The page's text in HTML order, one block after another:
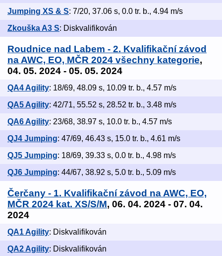
Jumping XS & S: 7/20, 37.06 s, 0.0 tr. b., 4.94 m/s
Zkouška A3 S: Diskvalifikován
Roudnice nad Labem - 2. Kvalifikační závod
na AWC, EO, MČR 2024 všechny kategorie,
04. 05. 2024 - 05. 05. 2024
QA4 Agility: 18/69, 48.09 s, 10.09 tr. b., 4.57 m/s
QA5 Agility: 42/71, 55.52 s, 28.52 tr. b., 3.48 m/s
QA6 Agility: 23/68, 38.97 s, 10.0 tr. b., 4.57 m/s
QJ4 Jumping: 47/69, 46.43 s, 15.0 tr. b., 4.61 m/s
QJ5 Jumping: 18/69, 39.33 s, 0.0 tr. b., 4.98 m/s
QJ6 Jumping: 44/67, 38.92 s, 5.0 tr. b., 5.09 m/s
Čerčany - 1. Kvalifikační závod na AWC, EO,
MČR 2024 kat. XS/S/M, 06. 04. 2024 - 07. 04.
2024
QA1 Agility: Diskvalifikován
QA2 Agility: Diskvalifikován